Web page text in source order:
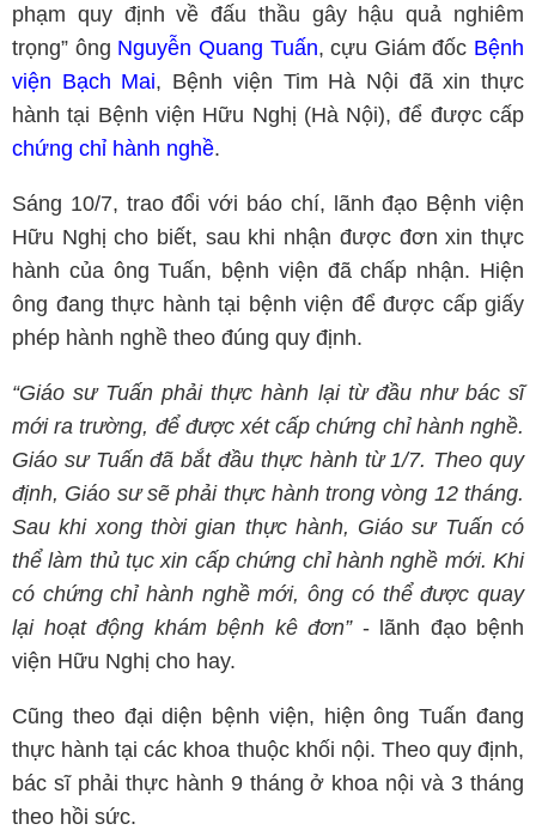
phạm quy định về đấu thầu gây hậu quả nghiêm
trọng” ông Nguyễn Quang Tuấn, cựu Giám đốc Bệnh
viện Bạch Mai, Bệnh viện Tim Hà Nội đã xin thực
hành tại Bệnh viện Hữu Nghị (Hà Nội), để được cấp
chứng chỉ hành nghề.
Sáng 10/7, trao đổi với báo chí, lãnh đạo Bệnh viện
Hữu Nghị cho biết, sau khi nhận được đơn xin thực
hành của ông Tuấn, bệnh viện đã chấp nhận. Hiện
ông đang thực hành tại bệnh viện để được cấp giấy
phép hành nghề theo đúng quy định.
“Giáo sư Tuấn phải thực hành lại từ đầu như bác sĩ
mới ra trường, để được xét cấp chứng chỉ hành nghề.
Giáo sư Tuấn đã bắt đầu thực hành từ 1/7. Theo quy
định, Giáo sư sẽ phải thực hành trong vòng 12 tháng.
Sau khi xong thời gian thực hành, Giáo sư Tuấn có
thể làm thủ tục xin cấp chứng chỉ hành nghề mới. Khi
có chứng chỉ hành nghề mới, ông có thể được quay
lại hoạt động khám bệnh kê đơn”- lãnh đạo bệnh
viện Hữu Nghị cho hay.
Cũng theo đại diện bệnh viện, hiện ông Tuấn đang
thực hành tại các khoa thuộc khối nội. Theo quy định,
bác sĩ phải thực hành 9 tháng ở khoa nội và 3 tháng
theo hồi sức.